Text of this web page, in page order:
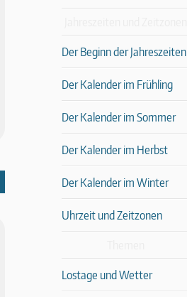
Der Beginn der Jahreszeiten
Der Kalender im Frühling
Der Kalender im Sommer
Der Kalender im Herbst
Der Kalender im Winter
Uhrzeit und Zeitzonen
Lostage und Wetter